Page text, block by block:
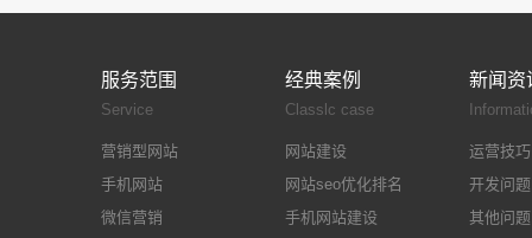
服务范围
Service
营销型网站
手机网站
微信营销
经典案例
Classlc case
网站建设
网站seo优化排名
手机网站建设
新闻资
运营技巧
开发问题
其他问题